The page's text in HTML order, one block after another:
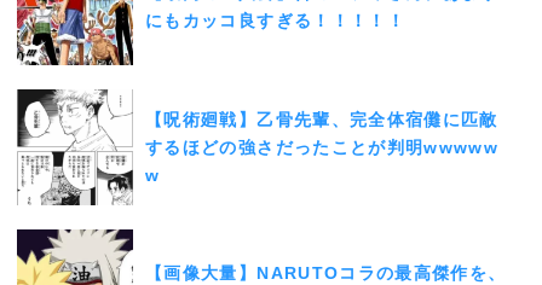
にもカッコ良すぎる！！！！！
【呪術廻戦】乙骨先輩、完全体宿儺に匹敵
するほどの強さだったことが判明wwwww
w
【画像大量】NARUTOコラの最高傑作を、